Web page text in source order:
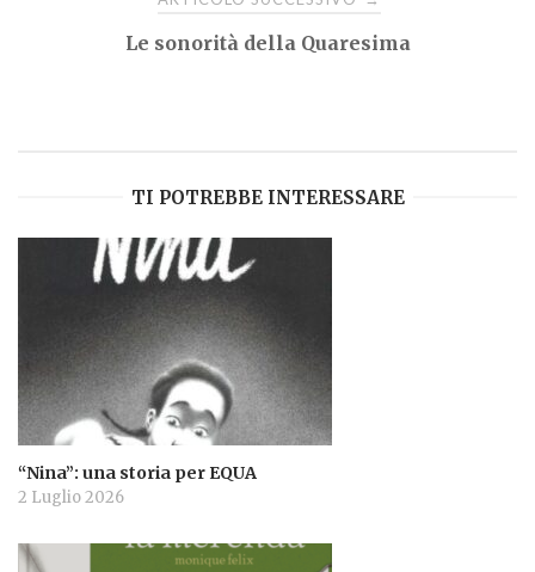
Le sonorità della Quaresima
TI POTREBBE INTERESSARE
“Nina”: una storia per EQUA
2 Luglio 2026